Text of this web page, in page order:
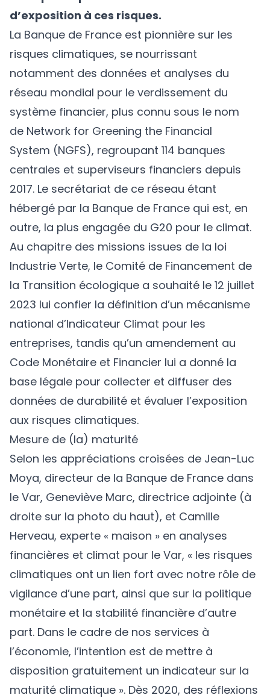
d’exposition à ces risques.
La Banque de France est pionnière sur les
risques climatiques, se nourrissant
notamment des données et analyses du
réseau mondial pour le verdissement du
système financier, plus connu sous le nom
de Network for Greening the Financial
System (NGFS), regroupant 114 banques
centrales et superviseurs financiers depuis
2017. Le secrétariat de ce réseau étant
hébergé par la Banque de France qui est, en
outre, la plus engagée du G20 pour le climat.
Au chapitre des missions issues de la loi
Industrie Verte, le Comité de Financement de
la Transition écologique a souhaité le 12 juillet
2023 lui confier la définition d’un mécanisme
national d’Indicateur Climat pour les
entreprises, tandis qu’un amendement au
Code Monétaire et Financier lui a donné la
base légale pour collecter et diffuser des
données de durabilité et évaluer l’exposition
aux risques climatiques.
Mesure de (la) maturité
Selon les appréciations croisées de Jean-Luc
Moya, directeur de la Banque de France dans
le Var, Geneviève Marc, directrice adjointe (à
droite sur la photo du haut), et Camille
Herveau, experte « maison » en analyses
financières et climat pour le Var, « les risques
climatiques ont un lien fort avec notre rôle de
vigilance d’une part, ainsi que sur la politique
monétaire et la stabilité financière d’autre
part. Dans le cadre de nos services à
l’économie, l’intention est de mettre à
disposition gratuitement un indicateur sur la
maturité climatique ». Dès 2020, des réflexions